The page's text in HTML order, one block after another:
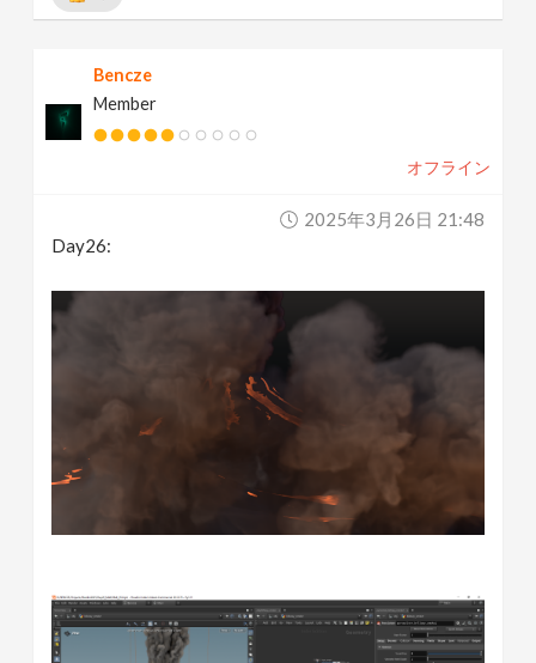
Bencze
Member
オフライン
2025年3月26日 21:48
Day26: